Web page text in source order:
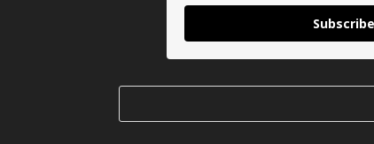
Subscribe